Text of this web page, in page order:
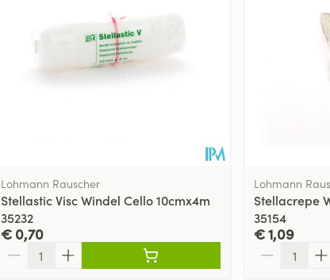
Lohmann Rauscher
Stellastic Visc Windel Cello 10cmx4m
35232
€ 0,70
Lohmann
Stellacrepe
35154
€ 1,09